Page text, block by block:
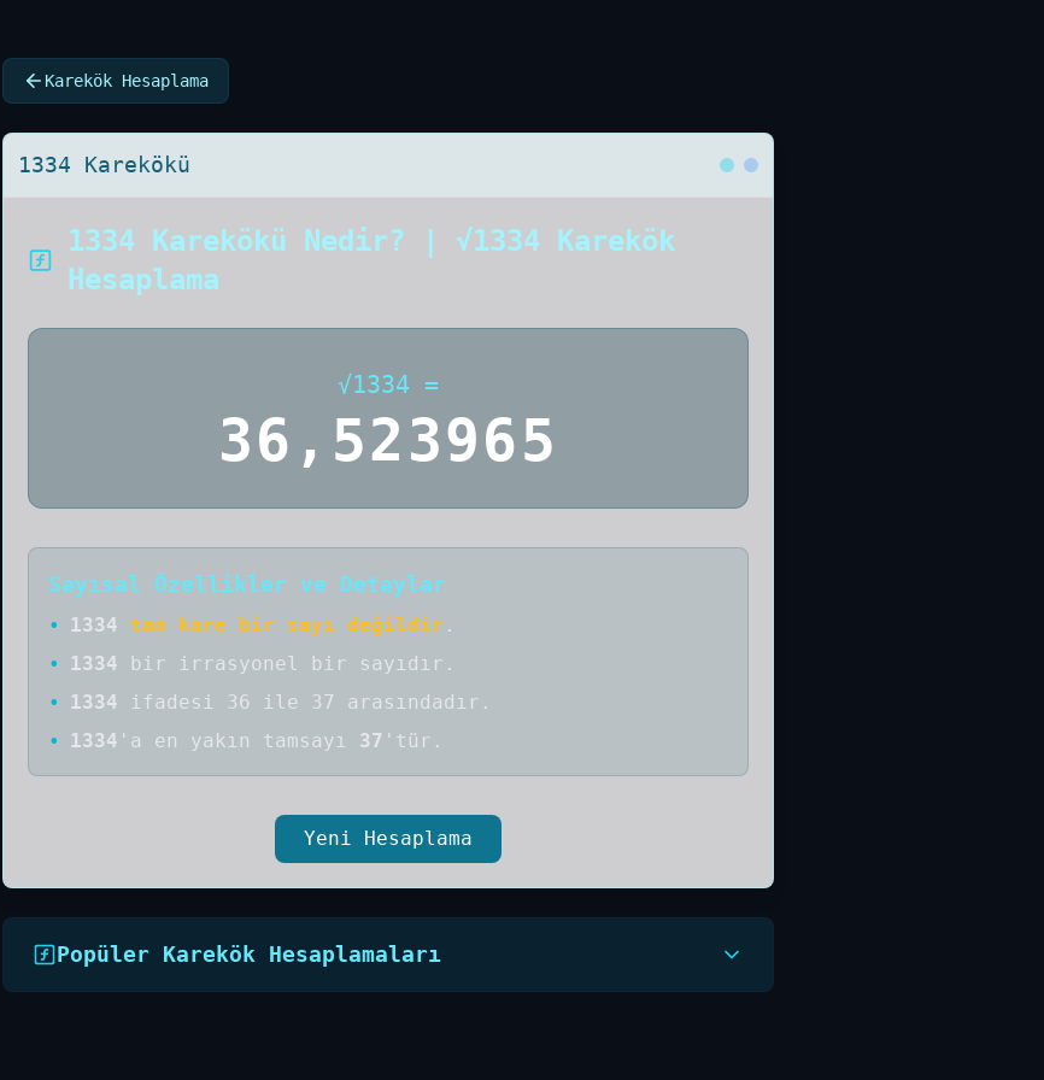
Karekök Hesaplama
1334 Karekökü
1334 Karekökü Nedir? | √1334 Karekök
Hesaplama
√1334 =
36,523965
Sayısal Özellikler ve Detaylar
• 1334 tam kare bir sayı değildir .
•
1334 bir irrasyonel bir sayıdır .
•
1334
ifadesi 36 ile 37 arasındadır.
•
1334 'a en yakın tamsayı 37 'tür.
Yeni Hesaplama
Popüler Karekök Hesaplamaları